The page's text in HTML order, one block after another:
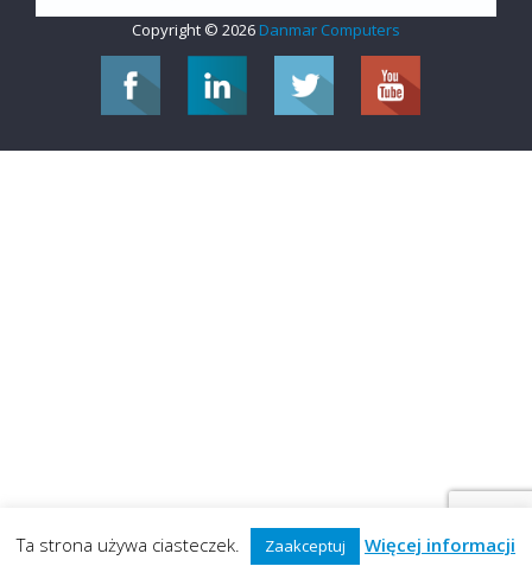
Copyright © 2026 Danmar Computers
Ta strona używa ciasteczek. Zaakceptuj Więcej informacji